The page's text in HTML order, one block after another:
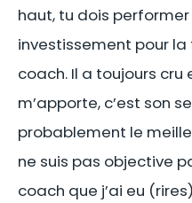
haut, tu dois
investissement pour
coach. Il a toujours cru
m’apporte, c’est son
probablement le
ne suis pas objective
coach que j’ai eu